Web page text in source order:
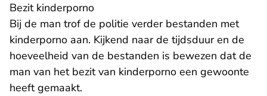
Bezit kinderporno
Bij de man trof de politie verder bestanden met
kinderporno aan. Kijkend naar de tijdsduur en de
hoeveelheid van de bestanden is bewezen dat de
man van het bezit van kinderporno een gewoonte
heeft gemaakt.